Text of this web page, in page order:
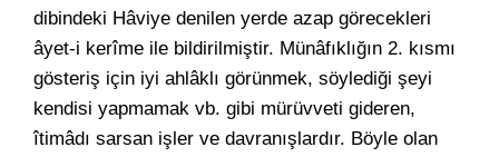
dibindeki Hâviye denilen yerde azap görecekleri
âyet-i kerîme ile bildirilmiştir. Münâfıklığın 2. kısmı
gösteriş için iyi ahlâklı görünmek, söylediği şeyi
kendisi yapmamak vb. gibi mürüvveti gideren,
îtimâdı sarsan işler ve davranışlardır. Böyle olan